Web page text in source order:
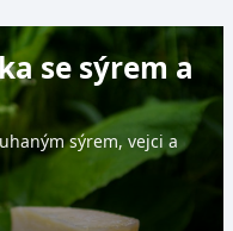
se sýrem a
sýrem, vejci a